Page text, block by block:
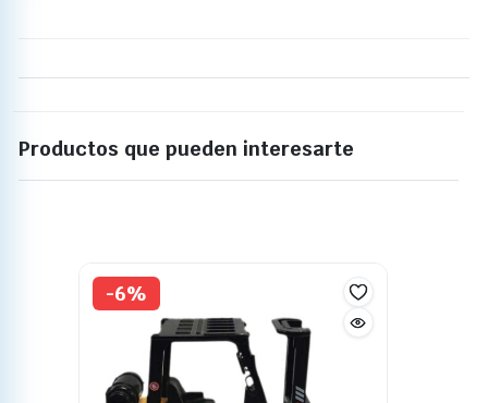
Productos que pueden interesarte
-6%